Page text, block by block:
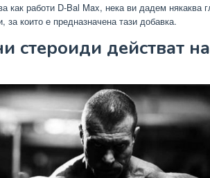
как работи D-Bal Max, нека ви дадем някаква
за които е предназначена тази добавка.
стероиди действат